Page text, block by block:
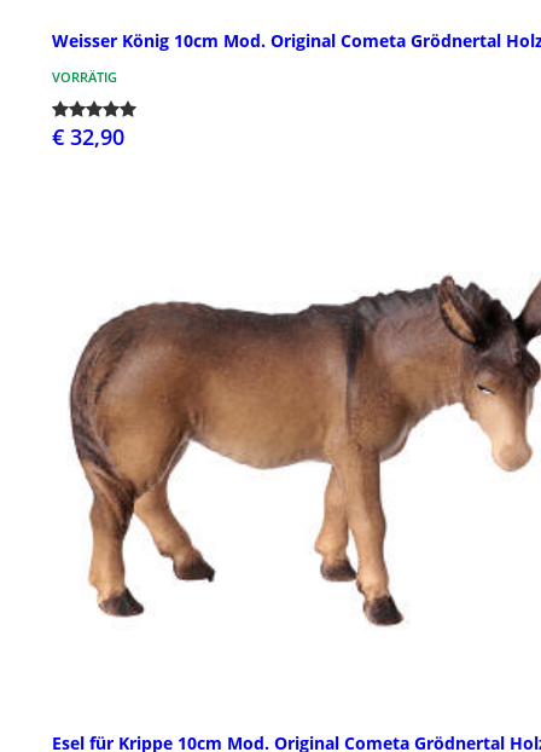
Weisser König 10cm Mod. Original Cometa Grödnertal
VORRÄTIG
€ 32,90
Esel für Krippe 10cm Mod. Original Cometa Grödnertal